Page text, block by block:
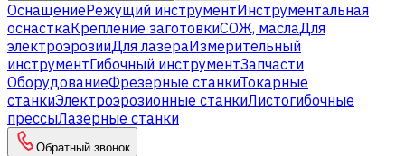
ОснащениеРежущий инструментИнструментальная
оснасткаКрепление заготовкиСОЖ, маслаДля
электроэрозииДля лазераИзмерительный
инструментГибочный инструментЗапчасти
ОборудованиеФрезерные станкиТокарные
станкиЭлектроэрозионные станкиЛистогибочные
прессыЛазерные станки
Обратный звонок